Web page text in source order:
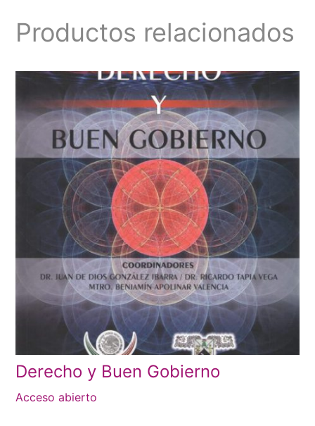
Productos relacionados
Derecho y Buen Gobierno
Acceso abierto